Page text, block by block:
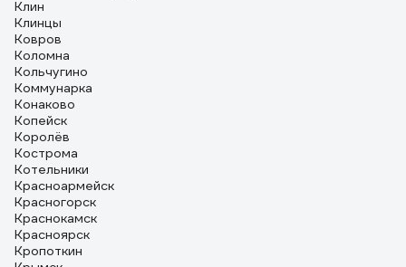
Клин
Клинцы
Ковров
Коломна
Кольчугино
Коммунарка
Конаково
Копейск
Королёв
Кострома
Котельники
Красноармейск
Красногорск
Краснокамск
Красноярск
Кропоткин